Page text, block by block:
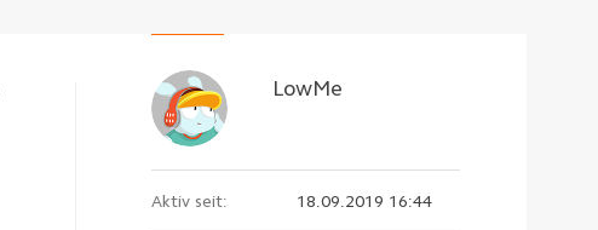
LowMe
Aktiv seit: 18.09.2019 16:44